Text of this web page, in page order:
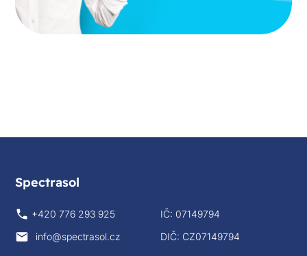
Spectrasol
+420 776 293 925
info@spectrasol.cz
IČ: 07149794
DIČ: CZ07149794